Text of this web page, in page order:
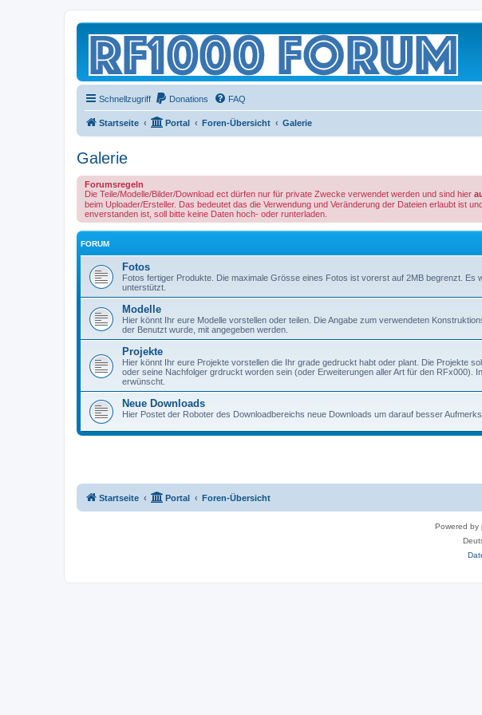
Schnellzugriff Donations FAQ
Startseite Portal Foren-Übersicht Galerie
Galerie
Forumsregeln
Die Teile/Modelle/Bilder/Download ect dürfen nur für private Zwecke verwendet werden und sind hier
beim Uploader/Ersteller. Das bedeutet das die Verwendung und Veränderung der Dateien erlaubt ist
enverstanden ist, soll bitte keine Daten hoch- oder runterladen.
FORUM
Fotos
Fotos fertiger Produkte. Die maximale Grösse eines Fotos ist vorerst auf 2MB begrenzt. Es
unterstützt.
Modelle
Hier könnt Ihr eure Modelle vorstellen oder teilen. Die Angabe zum verwendeten
der Benutzt wurde, mit angegeben werden.
Projekte
Hier könnt Ihr eure Projekte vorstellen die Ihr grade gedruckt habt oder plant. Die Projekte
oder seine Nachfolger grdruckt worden sein (oder Erweiterungen aller Art für den RFx000).
erwünscht.
Neue Downloads
Hier Postet der Roboter des Downloadbereichs neue Downloads um darauf besser
Startseite Portal Foren-Übersicht
Powered by